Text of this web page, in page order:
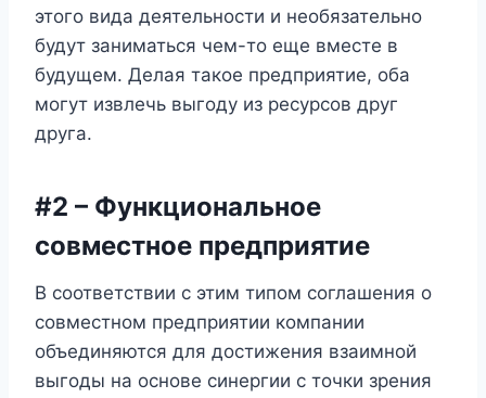
этого вида деятельности и необязательно
будут заниматься чем-то еще вместе в
будущем. Делая такое предприятие, оба
могут извлечь выгоду из ресурсов друг
друга.
#2 – Функциональное
совместное предприятие
В соответствии с этим типом соглашения о
совместном предприятии компании
объединяются для достижения взаимной
выгоды на основе синергии с точки зрения